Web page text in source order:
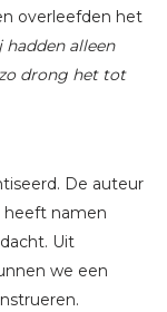
overleefden het
hadden alleen
drong het tot
De auteur
heeft namen
Uit
we een